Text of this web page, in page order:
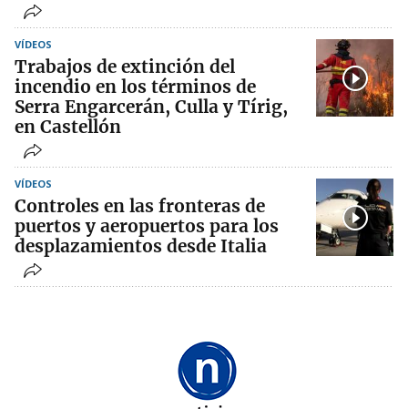
VÍDEOS
Trabajos de extinción del
incendio en los términos de
Serra Engarcerán, Culla y Tírig,
en Castellón
VÍDEOS
Controles en las fronteras de
puertos y aeropuertos para los
desplazamientos desde Italia